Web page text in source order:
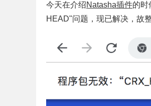
今天在介绍Natasha插件的时
HEAD"问题，现已解决，故